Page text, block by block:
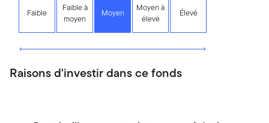
Faible
Faible à
moyen
Moyen
Moyen à
élevé
Élevé
Raisons d'investir dans ce fonds